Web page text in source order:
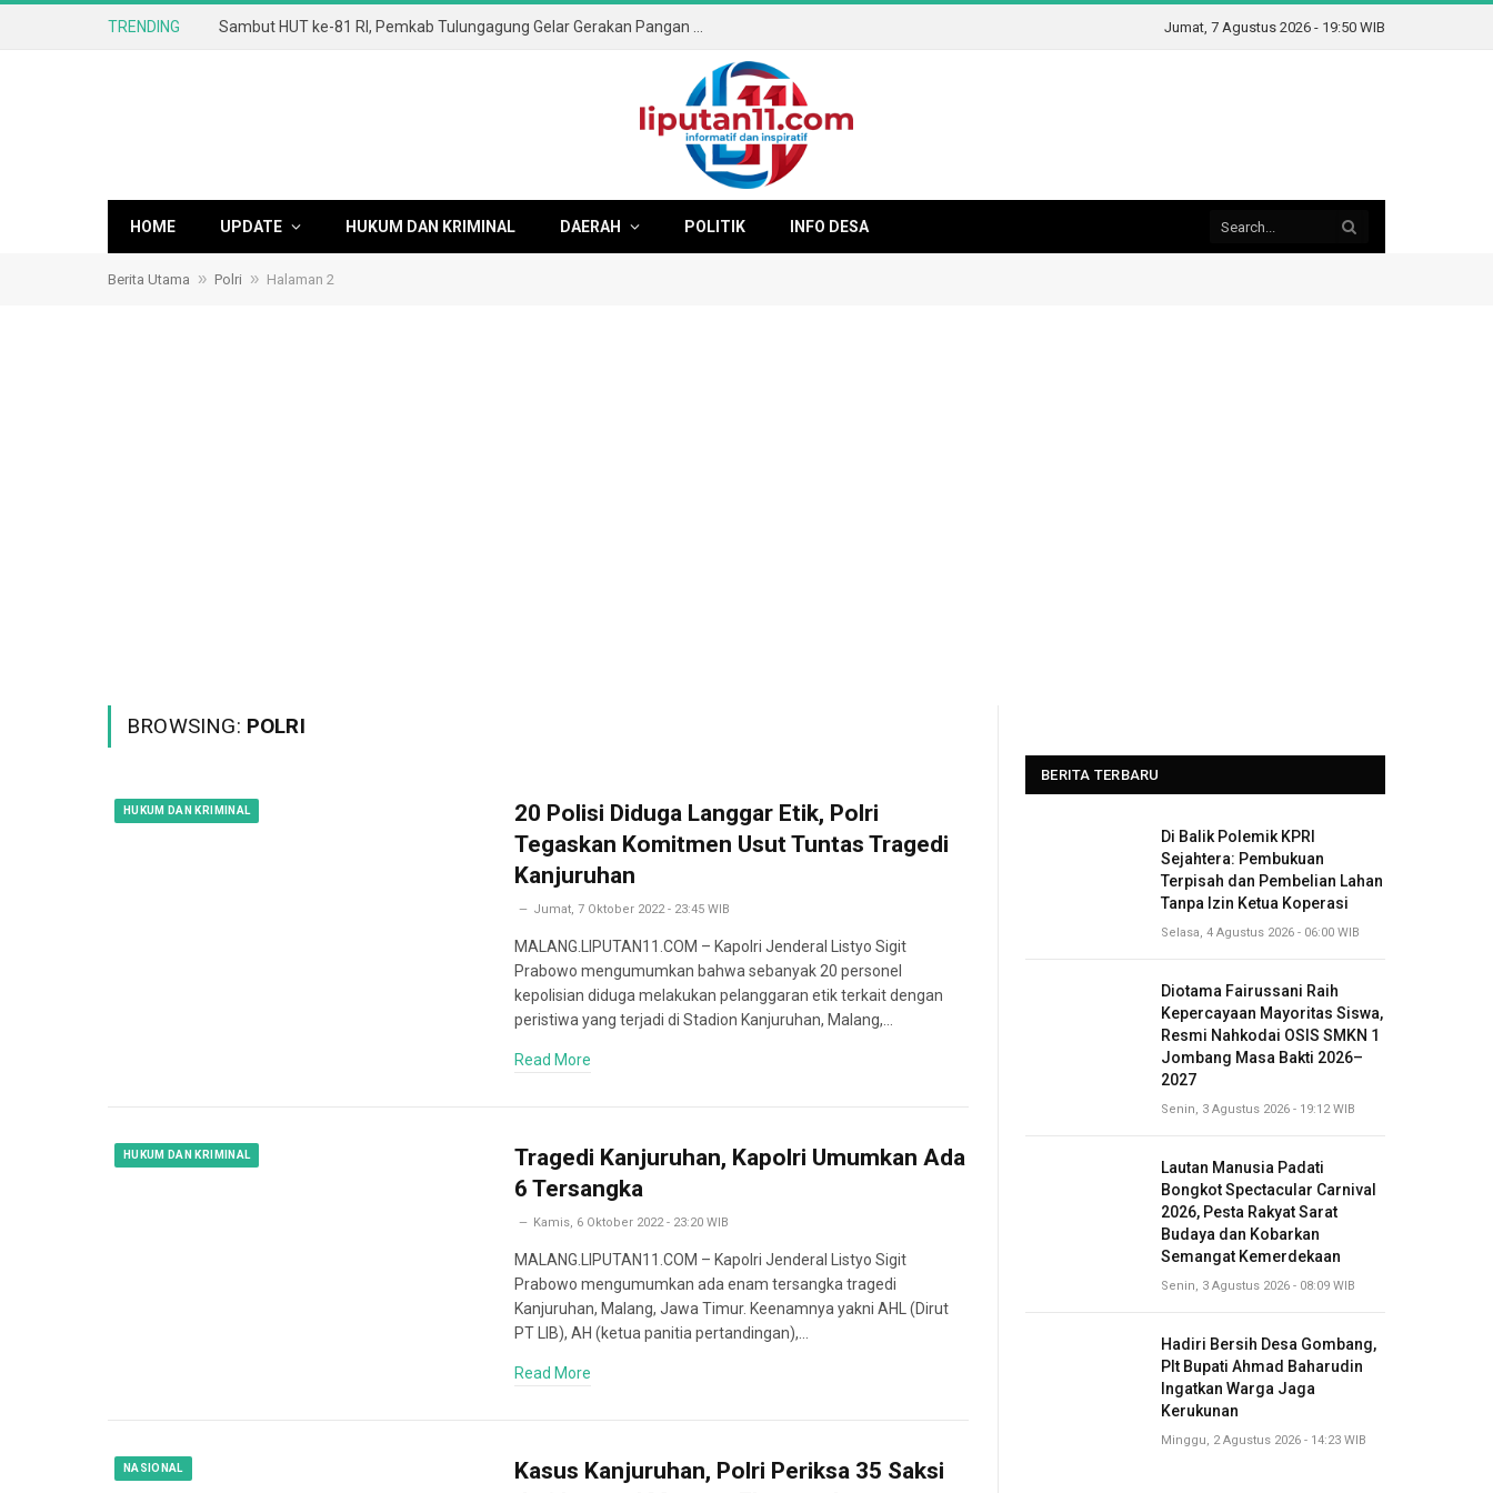
TRENDING Jumat, 7 Agustus 2026 - 19:50 WIB
HOME UPDATE HUKUM DAN KRIMINAL DAERAH POLITIK INFO DESA
Berita Utama » Polri » Halaman 2
BROWSING: POLRI
HUKUM DAN KRIMINAL
20 Polisi Diduga Langgar Etik, Polri
Tegaskan Komitmen Usut Tuntas Tragedi
Kanjuruhan
Jumat, 7 Oktober 2022 - 23:45 WIB
MALANG.LIPUTAN11.COM – Kapolri Jenderal Listyo Sigit
Prabowo mengumumkan bahwa sebanyak 20 personel
kepolisian diduga melakukan pelanggaran etik terkait dengan
peristiwa yang terjadi di Stadion Kanjuruhan, Malang,…
Read More
HUKUM DAN KRIMINAL
Tragedi Kanjuruhan, Kapolri Umumkan Ada
6 Tersangka
Kamis, 6 Oktober 2022 - 23:20 WIB
MALANG.LIPUTAN11.COM – Kapolri Jenderal Listyo Sigit
Prabowo mengumumkan ada enam tersangka tragedi
Kanjuruhan, Malang, Jawa Timur. Keenamnya yakni AHL (Dirut
PT LIB), AH (ketua panitia pertandingan),…
Read More
NASIONAL
Kasus Kanjuruhan, Polri Periksa 35 Saksi
BERITA TERBARU
Di Balik Polemik KPRI
Sejahtera: Pembukuan
Terpisah dan Pembelian Lahan
Tanpa Izin Ketua Koperasi
Selasa, 4 Agustus 2026 - 06:00 WIB
Diotama Fairussani Raih
Kepercayaan Mayoritas Siswa,
Resmi Nahkodai OSIS SMKN 1
Jombang Masa Bakti 2026–
2027
Senin, 3 Agustus 2026 - 19:12 WIB
Lautan Manusia Padati
Bongkot Spectacular Carnival
2026, Pesta Rakyat Sarat
Budaya dan Kobarkan
Semangat Kemerdekaan
Senin, 3 Agustus 2026 - 08:09 WIB
Hadiri Bersih Desa Gombang,
Plt Bupati Ahmad Baharudin
Ingatkan Warga Jaga
Kerukunan
Minggu, 2 Agustus 2026 - 14:23 WIB